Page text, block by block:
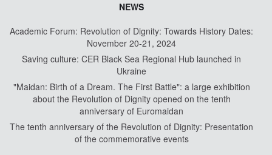
NEWS
Academic Forum: Revolution of Dignity: Towards History Dates:
November 20-21, 2024
Saving culture: CER Black Sea Regional Hub launched in
Ukraine
"Maidan: Birth of a Dream. The First Battle": a large exhibition
about the Revolution of Dignity opened on the tenth
anniversary of Euromaidan
The tenth anniversary of the Revolution of Dignity: Presentation
of the commemorative events